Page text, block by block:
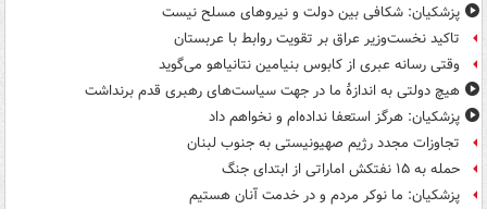
پزشکیان: شکافی بین دولت و نیروهای مسلح نیست
تاکید نخست‌وزیر عراق بر تقویت روابط با عربستان
وقتی رسانه عبری از کابوس بنیامین نتانیاهو می‌گوید
هیچ دولتی به اندازۀ ما در جهت سیاست‌های رهبری قدم برنداشت
پزشکیان: هرگز استعفا نداده‌ام و نخواهم داد
تجاوزات مجدد رژیم صهیونیستی به جنوب لبنان
حمله به ۱۵ نفتکش‌ اماراتی از ابتدای جنگ
پزشکیان: ما نوکر مردم و در خدمت آنان هستیم